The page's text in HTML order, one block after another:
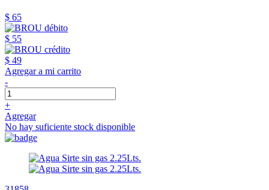
$ 65
$ 55
$ 49
Agregar a mi carrito
-
+
Agregar
No hay suficiente stock disponible